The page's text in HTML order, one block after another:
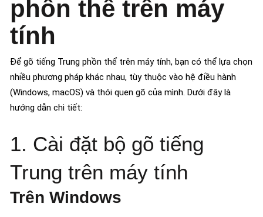
phồn thể trên máy
tính
Để gõ tiếng Trung phồn thể trên máy tính, bạn có thể lựa chọn
nhiều phương pháp khác nhau, tùy thuộc vào hệ điều hành
(Windows, macOS) và thói quen gõ của mình. Dưới đây là
hướng dẫn chi tiết:
1. Cài đặt bộ gõ tiếng
Trung trên máy tính
Trên Windows